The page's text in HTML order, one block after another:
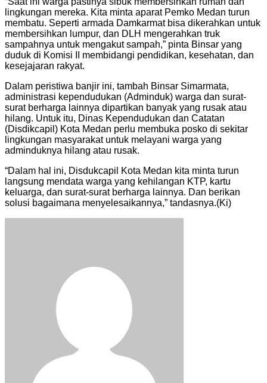
lingkungan mereka. Kita minta aparat Pemko Medan turun
membatu. Seperti armada Damkarmat bisa dikerahkan untuk
membersihkan lumpur, dan DLH mengerahkan truk
sampahnya untuk mengakut sampah,” pinta Binsar yang
duduk di Komisi II membidangi pendidikan, kesehatan, dan
kesejajaran rakyat.
Dalam peristiwa banjir ini, tambah Binsar Simarmata,
administrasi kependudukan (Adminduk) warga dan surat-
surat berharga lainnya dipartikan banyak yang rusak atau
hilang. Untuk itu, Dinas Kependudukan dan Catatan
(Disdikcapil) Kota Medan perlu membuka posko di sekitar
lingkungan masyarakat untuk melayani warga yang
adminduknya hilang atau rusak.
“Dalam hal ini, Disdukcapil Kota Medan kita minta turun
langsung mendata warga yang kehilangan KTP, kartu
keluarga, dan surat-surat berharga lainnya. Dan berikan
solusi bagaimana menyelesaikannya,” tandasnya.(Ki)